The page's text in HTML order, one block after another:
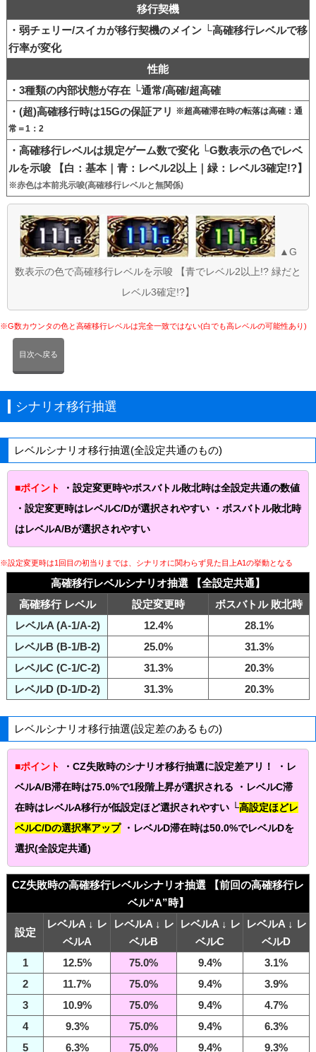
移行契機
・弱チェリー/スイカが移行契機のメイン └高確移行レベルで移
行率が変化
性能
・3種類の内部状態が存在 └通常/高確/超高確
・(超)高確移行時は15Gの保証アリ ※超高確滞在時の転落は高確：通
常＝1：2
・高確移行レベルは規定ゲーム数で変化 └G数表示の色でレベ
ルを示唆 【白：基本｜青：レベル2以上｜緑：レベル3確定!?】
※赤色は本前兆示唆(高確移行レベルと無関係)
▲G
数表示の色で高確移行レベルを示唆 【青でレベル2以上!? 緑だと
レベル3確定!?】
※G数カウンタの色と高確移行レベルは完全一致ではない(白でも高レベルの可能性あり)
目次へ戻る
シナリオ移行抽選
レベルシナリオ移行抽選(全設定共通のもの)
■ポイント ・ 設定変更時やボスバトル敗北時は全設定共通の数値
・設定変更時はレベルC/Dが選択されやすい ・ボスバトル敗北時
はレベルA/Bが選択されやすい
※設定変更時は1回目の初当りまでは、シナリオに関わらず見た目上A1の挙動となる
高確移行レベルシナリオ抽選 【全設定共通】
高確移行 レベル
設定変更時
ボスバトル 敗北時
レベルA (A-1/A-2)
12.4%
28.1%
レベルB (B-1/B-2)
25.0%
31.3%
レベルC (C-1/C-2)
31.3%
20.3%
レベルD (D-1/D-2)
31.3% 20.3%
レベルシナリオ移行抽選(設定差のあるもの)
■ポイント
・CZ失敗時のシナリオ移行抽選に設定差アリ！ ・レ
ベルA/B滞在時は75.0%で1段階上昇が選択される ・レベルC滞
在時はレベルA移行が低設定ほど選択されやすい └高設定ほどレ
ベルC/Dの選択率アップ
・レベルD滞在時は50.0%でレベルDを
選択(全設定共通)
CZ失敗時の高確移行レベルシナリオ抽選 【前回の高確移行レ
ベル“A”時】
設定
レベルA ↓ レ
ベルA
レベルA ↓ レ
ベルB
レベルA ↓ レ
ベルC
レベルA ↓ レ
ベルD
1
12.5% 75.0% 9.4%
3.1%
2
11.7% 75.0% 9.4%
3.9%
3
10.9% 75.0% 9.4%
4.7%
4
9.3% 75.0% 9.4%
6.3%
5
6.3% 75.0% 9.4% 9.3%